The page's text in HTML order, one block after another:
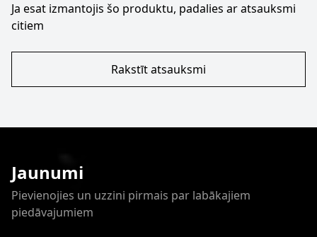
Ja esat izmantojis šo produktu, padalies ar atsauksmi
citiem
Rakstīt atsauksmi
Jaunumi
Pievienojies un uzzini pirmais par labākajiem
piedāvajumiem